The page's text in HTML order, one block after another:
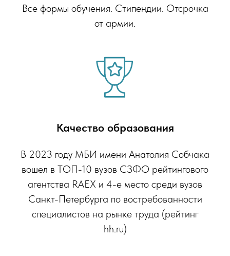
Все формы обучения. Стипендии. Отсрочка
от армии.
Качество образования
В 2023 году МБИ имени Анатолия Собчака
вошел в ТОП-10 вузов СЗФО рейтингового
агентства RAEX и 4-е место среди вузов
Санкт-Петербурга по востребованности
специалистов на рынке труда (рейтинг
hh.ru)